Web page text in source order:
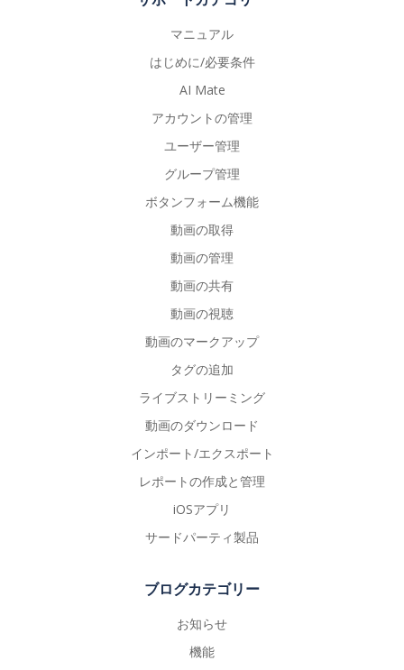
マニュアル
はじめに/必要条件
AI Mate
アカウントの管理
ユーザー管理
グループ管理
ボタンフォーム機能
動画の取得
動画の管理
動画の共有
動画の視聴
動画のマークアップ
タグの追加
ライブストリーミング
動画のダウンロード
インポート/エクスポート
レポートの作成と管理
iOSアプリ
サードパーティ製品
ブログカテゴリー
お知らせ
機能